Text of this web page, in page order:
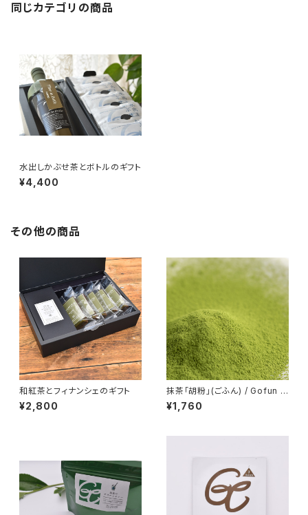
同じカテゴリの商品
水出しかぶせ茶とボトルのギフト
¥4,400
その他の商品
和紅茶とフィナンシェのギフト
¥2,800
抹茶「胡粉」(ごふん) / Gofun /
100g
¥1,760